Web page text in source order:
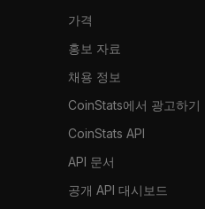
가격
홍보 자료
채용 정보
CoinStats에서 광고하기
CoinStats API
API 문서
공개 API 대시보드